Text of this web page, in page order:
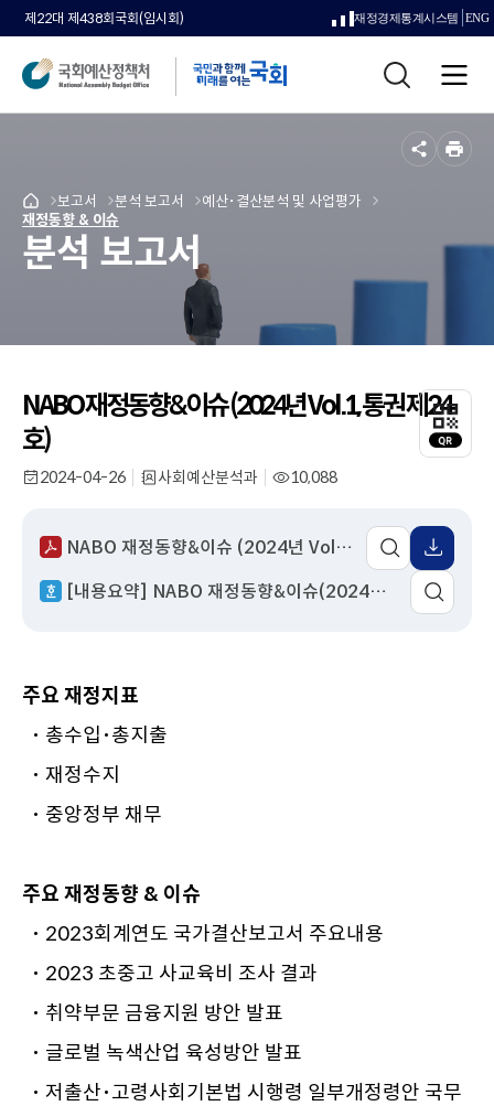
제22대 제438회국회(임시회)
새
으
재정경제통계시스템 ENG
검
전
체
뉴
국
회
예
산
처
페
이
로
메
뉴
로
보고서
메
뉴
로
이
분석 보고서
메
이
동
예산･결산분석 및 사업평가
메
뉴
로
재정동향 & 이슈
분석 보고서
공
인
NABO 재정동향&이슈 (2024년 Vol.1, 통권 제24
호)
QR
코
드
팝
업
열
기
작
2024-04-26 부
사회예산분석과 조
10,088
NABO 재정동향&이슈 (2024년 Vol.1, 통권 제24호).pdf
[내용요약] NABO 재정동향&이슈(2024년 Vol.1, 통권 제24호).hwp
주요 재정지표
･ 총수입･총지출
･ 재정수지
･ 중앙정부 채무
주요 재정동향 & 이슈
･ 2023회계연도 국가결산보고서 주요내용
･ 2023 초중고 사교육비 조사 결과
･ 취약부문 금융지원 방안 발표
･ 글로벌 녹색산업 육성방안 발표
･ 저출산･고령사회기본법 시행령 일부개정령안 국무